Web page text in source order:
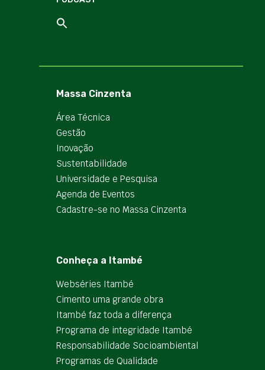
Massa Cinzenta
Área Técnica
Gestão
Inovação
Sustentabilidade
Universidade e Pesquisa
Agenda de Eventos
Cadastre-se no Massa Cinzenta
Conheça a Itambé
Webséries Itambé
Cimento uma grande obra
Itambé faz toda a diferença
Programa de integridade Itambé
Responsabilidade Socioambiental
Programas de Qualidade